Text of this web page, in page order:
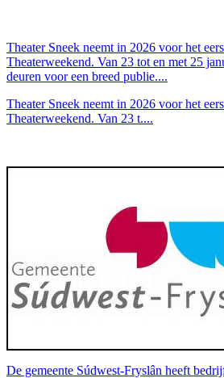
Theater Sneek neemt in 2026 voor het
Theaterweekend. Van 23 tot en met 25
deuren voor een breed publie....
Theater Sneek neemt in 2026 voor het
Theaterweekend. Van 23 t....
De gemeente Súdwest-Fryslân heeft